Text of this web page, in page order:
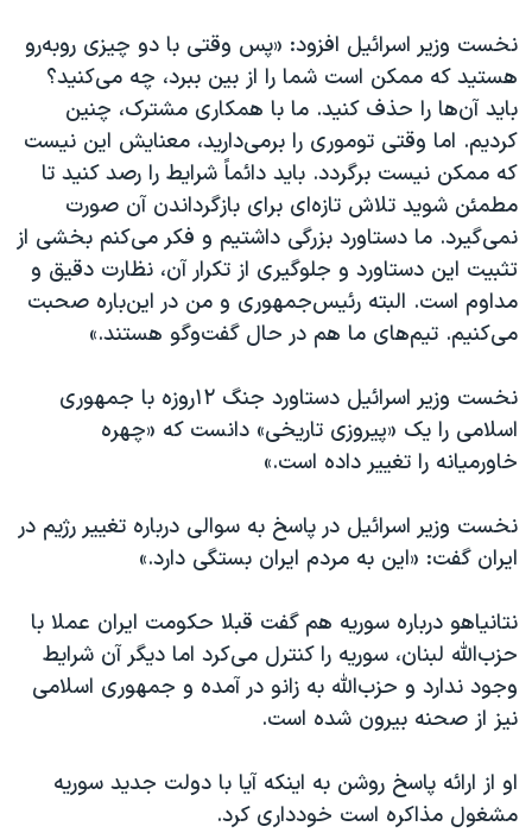
نخست وزیر اسرائيل افزود: «پس وقتی با دو چیزی روبه‌رو
هستید که ممکن است شما را از بین ببرد، چه می‌کنید؟
باید آن‌ها را حذف کنید. ما با همکاری مشترک، چنین
کردیم. اما وقتی توموری را برمی‌دارید، معنایش این نیست
که ممکن نیست برگردد. باید دائماً شرایط را رصد کنید تا
مطمئن شوید تلاش تازه‌ای برای بازگرداندن آن صورت
نمی‌گیرد. ما دستاورد بزرگی داشتیم و فکر می‌کنم بخشی از
تثبیت این دستاورد و جلوگیری از تکرار آن، نظارت دقیق و
مداوم است. البته رئیس‌جمهوری و من در این‌باره صحبت
می‌کنیم. تیم‌های ما هم در حال گفت‌وگو هستند.»
نخست وزیر اسرائيل دستاورد جنگ ۱۲روزه با جمهوری
اسلامی را یک «پیروزی تاریخی» دانست که «چهره
خاورمیانه را تغییر داده است.»
نخست وزیر اسرائيل در پاسخ به سوالی درباره تغییر رژیم در
ایران گفت: «این به مردم ایران بستگی دارد.»
نتانیاهو درباره سوریه هم گفت قبلا حکومت ایران عملا با
حزب‌الله لبنان، سوریه را کنترل می‌کرد اما دیگر آن شرایط
وجود ندارد و حزب‌الله به زانو در آمده و جمهوری اسلامی
نیز از صحنه بیرون شده است.
او از ارائه پاسخ روشن به اینکه آیا با دولت جدید سوریه
مشغول مذاکره است خودداری کرد.